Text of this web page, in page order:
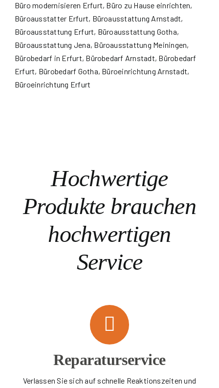
Büro modernisieren Erfurt, Büro zu Hause einrichten,
Büroausstatter Erfurt, Büroausstattung Arnstadt,
Büroausstattung Erfurt, Büroausstattung Gotha,
Büroausstattung Jena, Büroausstattung Meiningen,
Bürobedarf in Erfurt, Bürobedarf Arnstadt, Bürobedarf
Erfurt, Bürobedarf Gotha, Büroeinrichtung Arnstadt,
Büroeinrichtung Erfurt
Hochwertige
Produkte brauchen
hochwertigen
Service
Reparaturservice
Verlassen Sie sich auf schnelle Reaktionszeiten und